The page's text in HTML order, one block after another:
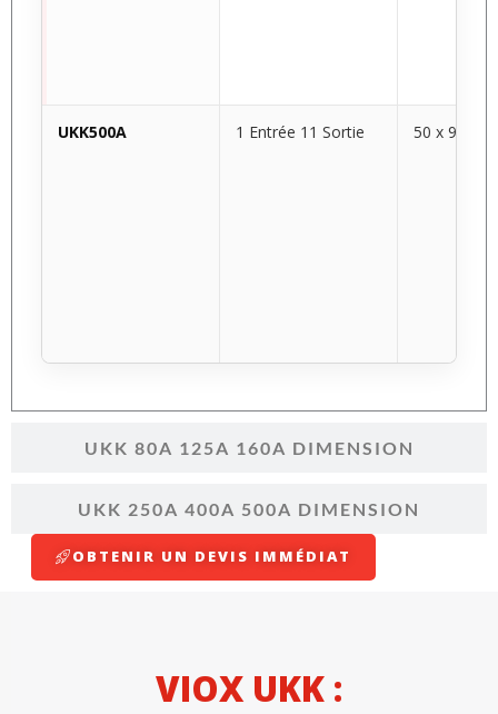
UKK 80A 125A 160A DIMENSION
UKK 250A 400A 500A DIMENSION
UKK500A 1 Entrée 11 Sortie 50 x 96 x
OBTENIR UN DEVIS IMMÉDIAT
VIOX UKK :